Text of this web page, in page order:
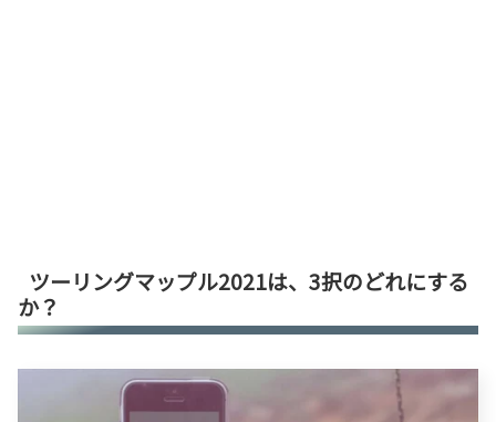
ツーリングマップル2021は、3択のどれにする
か？